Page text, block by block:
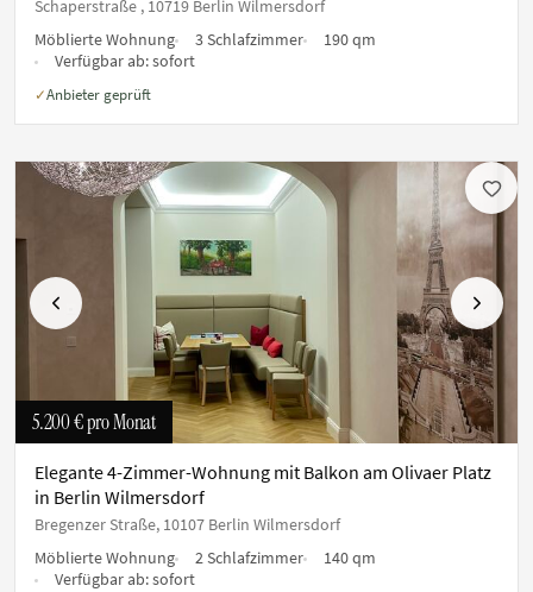
Schaperstraße , 10719 Berlin Wilmersdorf
Möblierte Wohnung
3 Schlafzimmer
190 qm
Verfügbar ab:sofort
✓Anbieter geprüft
Vorherige Nächste
5.200 €pro Monat
Elegante 4-Zimmer-Wohnung mit Balkon am Olivaer Platz
in Berlin Wilmersdorf
Bregenzer Straße, 10107 Berlin Wilmersdorf
Möblierte Wohnung
2 Schlafzimmer
140 qm
Verfügbar ab:sofort